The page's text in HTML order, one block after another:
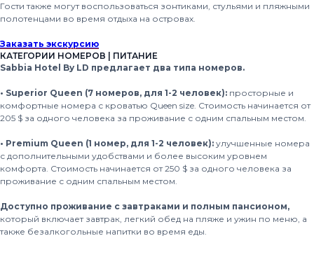
Гости также могут воспользоваться зонтиками, стульями и пляжными
полотенцами во время отдыха на островах.
Заказать экскурсию
КАТЕГОРИИ НОМЕРОВ | ПИТАНИЕ
Sabbia Hotel By LD предлагает два типа номеров.
• Superior Queen (7 номеров, для 1-2 человек): просторные и
комфортные номера с кроватью Queen size. Стоимость начинается от
205 $ за одного человека за проживание с одним спальным местом.
• Premium Queen (1 номер, для 1-2 человек): улучшенные номера
с дополнительными удобствами и более высоким уровнем
комфорта. Стоимость начинается от 250 $ за одного человека за
проживание с одним спальным местом.
Доступно проживание с завтраками и полным пансионом,
который включает завтрак, легкий обед на пляже и ужин по меню, а
также безалкогольные напитки во время еды.